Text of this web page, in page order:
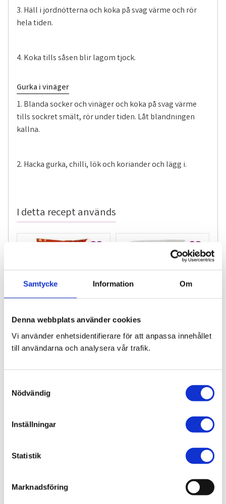
Samtycke Information Om
Denna webbplats använder cookies
Vi använder enhetsidentifierare för att anpassa innehållet
till användarna och analysera vår trafik.
Nödvändig
Inställningar
Statistik
Marknadsföring
3. Häll i jordnötterna och koka på svag värme och rör
hela tiden.
4. Koka tills såsen blir lagom tjock.
Gurka i vinäger
1. Blanda socker och vinäger och koka på svag värme
tills sockret smält, rör under tiden. Låt blandningen
kallna.
2. Hacka gurka, chilli, lök och koriander och lägg i.
I detta recept används
Turmeric Powder
100g Hand Brand
Curry Powder 100g
Lägg till
Lägg till